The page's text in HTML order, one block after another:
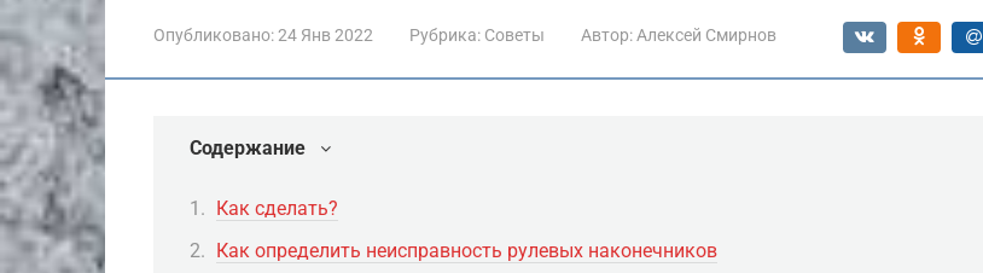
Опубликовано:24 Янв 2022 Рубрика: Советы Автор: Алексей Смирнов
Содержание
Как сделать?
Как определить неисправность рулевых наконечников